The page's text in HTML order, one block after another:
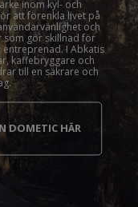
inom kyl- och
att förenkla livet på
och
som gör skillnad för
I Abkatis
kaffebryggare och
till en säkrare och
DOMETIC HÄR